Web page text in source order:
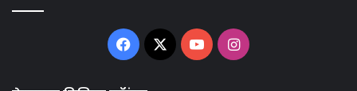
Facebook
X YouTubeInstagram